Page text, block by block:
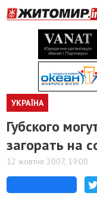
УКРАЇНА
Губского
загорать на
12 жовтня 2007, 19:00